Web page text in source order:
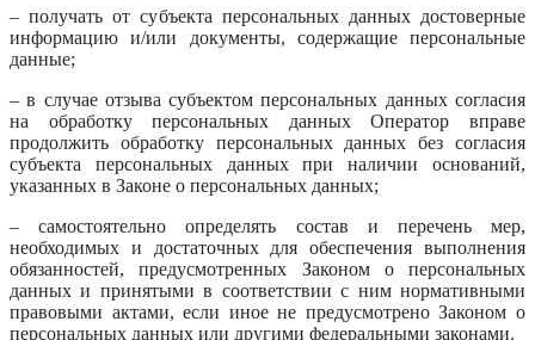
– получать от субъекта персональных данных достоверные
информацию и/или документы, содержащие персональные
данные;
– в случае отзыва субъектом персональных данных согласия
на обработку персональных данных Оператор вправе
продолжить обработку персональных данных без согласия
субъекта персональных данных при наличии оснований,
указанных в Законе о персональных данных;
– самостоятельно определять состав и перечень мер,
необходимых и достаточных для обеспечения выполнения
обязанностей, предусмотренных Законом о персональных
данных и принятыми в соответствии с ним нормативными
правовыми актами, если иное не предусмотрено Законом о
персональных данных или другими федеральными законами.